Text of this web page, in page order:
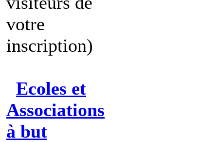
votre
inscription)
Ecoles et
Associations
à but